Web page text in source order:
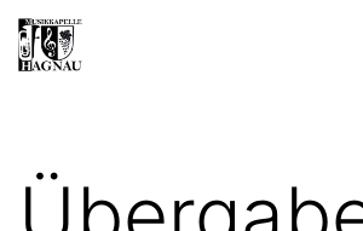
Zum
Inhalt
Musikkapelle